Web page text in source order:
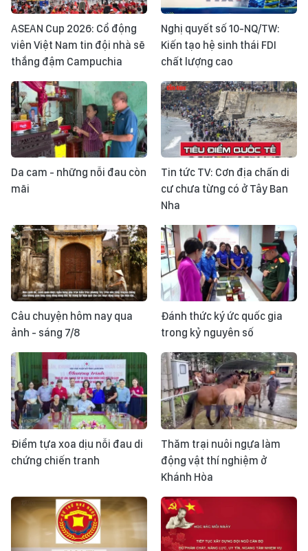
ASEAN Cup 2026: Cổ động
viên Việt Nam tin đội nhà sẽ
thắng đậm Campuchia
Nghị quyết số 10-NQ/TW:
Kiến tạo hệ sinh thái FDI
chất lượng cao
Da cam - những nỗi đau còn
mãi
Tin tức TV: Cơn địa chấn di
cư chưa từng có ở Tây Ban
Nha
Câu chuyện hôm nay qua
ảnh - sáng 7/8
Đánh thức ký ức quốc gia
trong kỷ nguyên số
Điểm tựa xoa dịu nỗi đau di
chứng chiến tranh
Thăm trại nuôi ngựa làm
động vật thí nghiệm ở
Khánh Hòa